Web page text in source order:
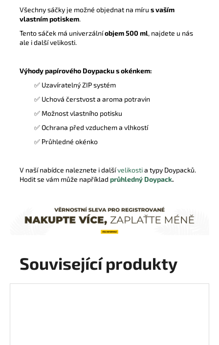
Všechny sáčky je možné objednat na míru s vaším
vlastním potiskem.
Tento sáček má univerzálníobjem 500 ml, najdete u nás
ale i další velikosti.
Výhody papírového Doypacku s okénkem:
✅ Uzavíratelný ZIP systém
✅ Uchová čerstvost a aroma potravin
✅ Možnost vlastního potisku
✅Ochrana před vzduchem a vlhkostí
✅ Průhledné okénko
V naší nabídce naleznete i dalšívelikostia typy Doypacků.
Hodit se vám může například průhledný Doypack.
Související produkty